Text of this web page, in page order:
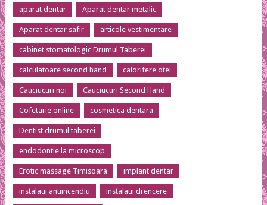
aparat dentar Aparat dentar metalic
Aparat dentar safir articole vestimentare
cabinet stomatologic Drumul Taberei
calculatoare second hand calorifere otel
Cauciucuri noi Cauciucuri Second Hand
Cofetarie online cosmetica dentara
Dentist drumul taberei
endodontie la microscop
Erotic massage Timisoara implant dentar
instalatii antiincendiu instalatii drencere